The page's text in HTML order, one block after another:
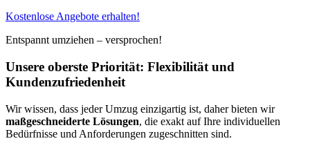
Kostenlose Angebote erhalten!
Entspannt umziehen – versprochen!
Unsere oberste Priorität: Flexibilität und
Kundenzufriedenheit
Wir wissen, dass jeder Umzug einzigartig ist, daher bieten wir
maßgeschneiderte Lösungen, die exakt auf Ihre individuellen
Bedürfnisse und Anforderungen zugeschnitten sind.